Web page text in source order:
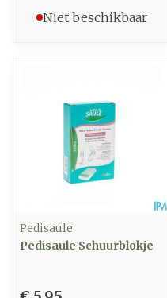
Niet beschikbaar
Pedisaule
Pedisaule Schuurblokje